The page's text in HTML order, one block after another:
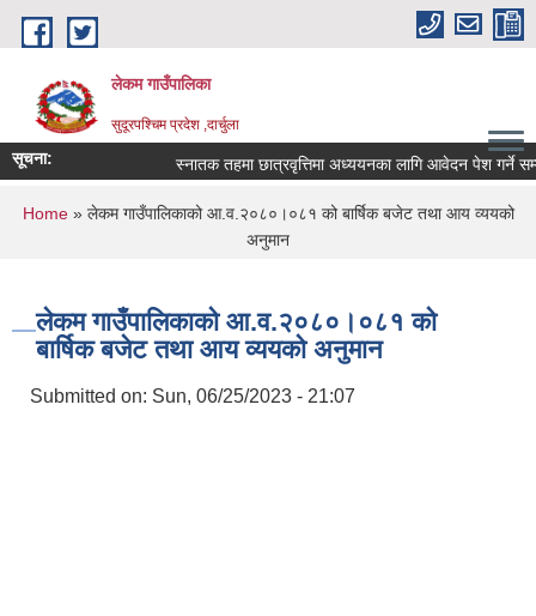
Skip to main content
लेकम गाउँपालिका
सुदूरपश्चिम प्रदेश ,दार्चुला
सूचना: स्नातक तहमा छात्रवृत्तिमा अध्ययनका लागि आवेदन पेश गर्ने
You are here
Home» लेकम गाउँपालिकाको आ.व.२०८०।०८१ को बार्षिक बजेट तथा आय व्ययको
अनुमान
लेकम गाउँपालिकाको आ.व.२०८०।०८१ को
बार्षिक बजेट तथा आय व्ययको अनुमान
Submitted on: Sun, 06/25/2023 - 21:07